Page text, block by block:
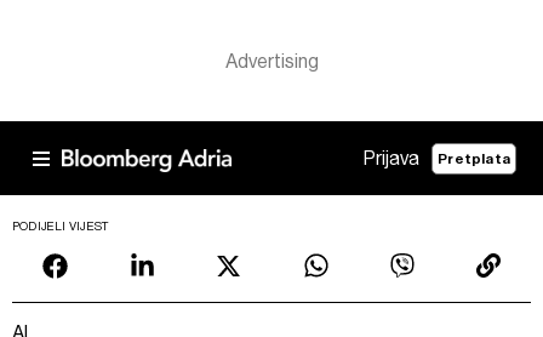
Prijava Pretplata
PODIJELI VIJEST